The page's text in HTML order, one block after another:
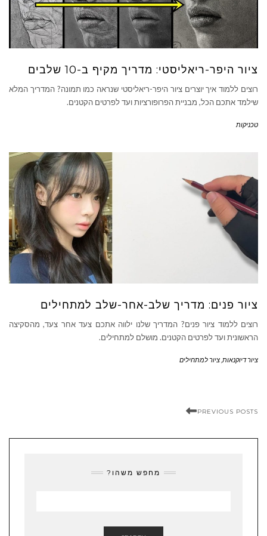
ציור היפר-ריאליסטי: מדריך מקיף ב-10 שלבים
רוצים ללמוד איך יוצרים ציור היפר-ריאליסטי שנראה כמו תמונה? המדריך המלא
שילמד אתכם הכל, מבניית הפרופורציות ועד לפרטים הקטנים.
טכניקות
ציור פנים: מדריך שלב-אחר-שלב למתחילים
רוצים ללמוד ציור פנים? המדריך שלנו ילווה אתכם צעד אחר צעד, מהסקיצה
הראשונית ועד לפרטים הקטנים. מושלם למתחילים.
ציור דיוקנאות ציור למתחילים
PREVIOUS POSTS
מחפש משהו?